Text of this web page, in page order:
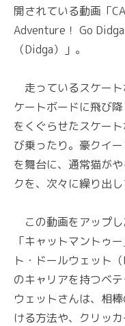
開されている動画「
Adventure！ Go
（Didga）」。
走っているスケー
ケートボードに飛び
をくぐらせたスケー
び乗ったり。豪クイ
を舞台に、通常猫が
クを、次々に繰り出し
この動画をアップし
「キャットマントゥ
ト・ドールウェット
のキャリアを持つベ
ウェットさんは、相
ける方法や、クリッ